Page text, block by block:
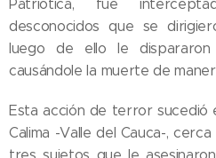
Patriótica, fue
desconocidos que se
luego de ello le dispararon
causándole la muerte de
Esta acción de terror sucedió
Calima -Valle del Cauca-,